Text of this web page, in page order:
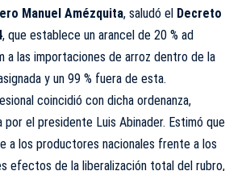
Manuel Amézquita, saludó el Decreto
, que establece un arancel de 20 % ad
a las importaciones de arroz dentro de la
y un 99 % fuera de esta.
coincidió con dicha ordenanza,
por el presidente Luis Abinader. Estimó que
a los productores nacionales frente a los
efectos de la liberalización total del rubro,